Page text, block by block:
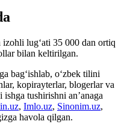
lug‘ati 35 000 dan ortiq
bilan keltirilgan.
bag‘ishlab, o‘zbek tilini
kopirayterlar, blogerlar va
tushirishni an’anaga
, Imlo.uz, Sinonim.uz,
havola qilgan.